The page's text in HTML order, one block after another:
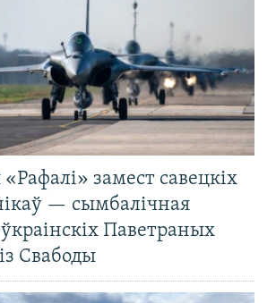
замест савецкіх
— сымбалічная
Паветраных
Свабоды